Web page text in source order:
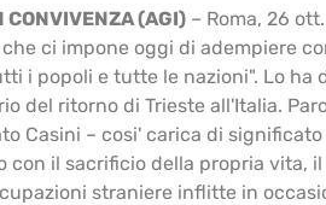
CONVIVENZA (AGI) – Roma, 26 ott.
ci impone oggi di adempiere
i popoli e tutte le nazioni". Lo
del ritorno di Trieste all'Italia.
Casini – cosi' carica di
il sacrificio della propria vita,
straniere inflitte in